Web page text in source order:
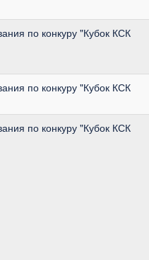
по конкуру "Кубок КСК
по конкуру "Кубок КСК
по конкуру "Кубок КСК